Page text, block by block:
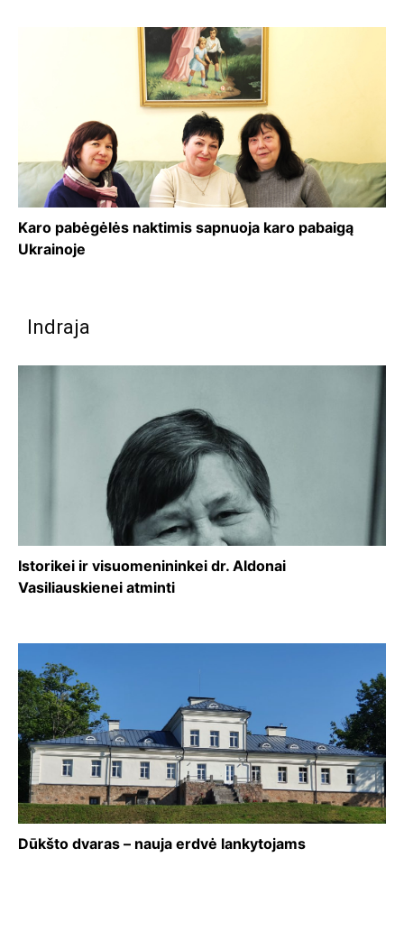
Karo pabėgėlės naktimis sapnuoja karo pabaigą
Ukrainoje
Indraja
Istorikei ir visuomenininkei dr. Aldonai
Vasiliauskienei atminti
Dūkšto dvaras – nauja erdvė lankytojams